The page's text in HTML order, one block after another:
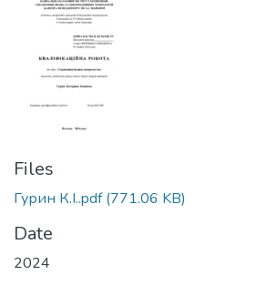
Files
Гурин К.І..pdf(771.06 KB)
Date
2024